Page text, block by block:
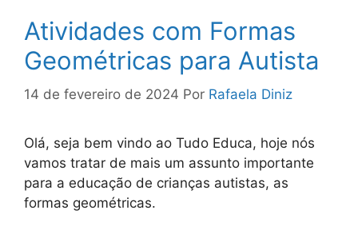
Atividades com Formas
Geométricas para Autista
14 de fevereiro de 2024 Por Rafaela Diniz
Olá, seja bem vindo ao Tudo Educa, hoje nós
vamos tratar de mais um assunto importante
para a educação de crianças autistas, as
formas geométricas.